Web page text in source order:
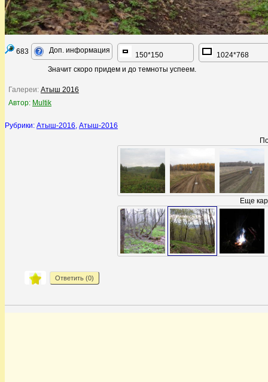
683 Доп. информация
150*150
1024*768
Значит скоро придем и до темноты успеем.
Галереи: Атыш 2016
Автор: Multik
Рубрики: Атыш-2016 Атыш-2016
Еще
Ответить (0)